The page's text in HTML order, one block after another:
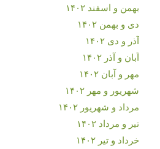
بهمن و اسفند ۱۴۰۲
دی و بهمن ۱۴۰۲
آذر و دی ۱۴۰۲
آبان و آذر ۱۴۰۲
مهر و آبان ۱۴۰۲
شهریور و مهر ۱۴۰۲
مرداد و شهریور ۱۴۰۲
تیر و مرداد ۱۴۰۲
خرداد و تیر ۱۴۰۲